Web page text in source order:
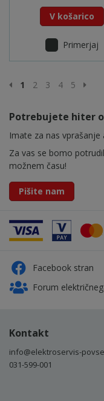
V košarico
Primerjaj
Prejšnja stran
1 2 3 4 5
Potrebujete hiter
Imate za nas vprašanje
Za vas se bomo
možnem času!
Pišite nam
Facebook stran
Forum
Kontakt
info@elektroservis-
031-599-001